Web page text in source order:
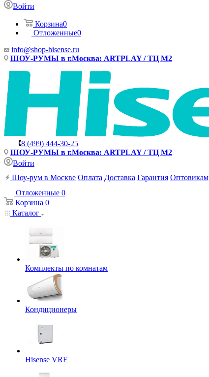
Войти
Корзина0
Отложенные0
info@shop-hisense.ru
ШОУ-РУМЫ в г.Москва: ARTPLAY / ТЦ М2
8 (499) 444-30-25
ШОУ-РУМЫ в г.Москва: ARTPLAY / ТЦ М2
Войти
Шоу-рум в Москве Оплата Доставка Гарантия Оптовикам
Отложенные 0
Корзина 0
Каталог
Комплекты по комнатам
Кондиционеры
Hisense VRF